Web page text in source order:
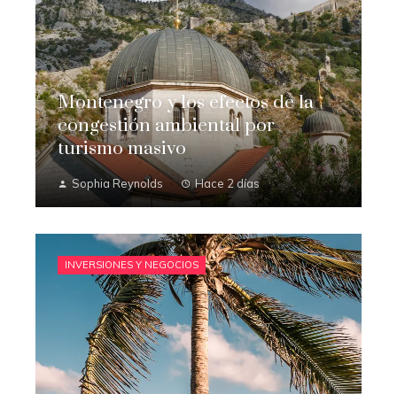
Montenegro y los efectos de la
congestión ambiental por
turismo masivo
Sophia Reynolds Hace 2 días
INVERSIONES Y NEGOCIOS